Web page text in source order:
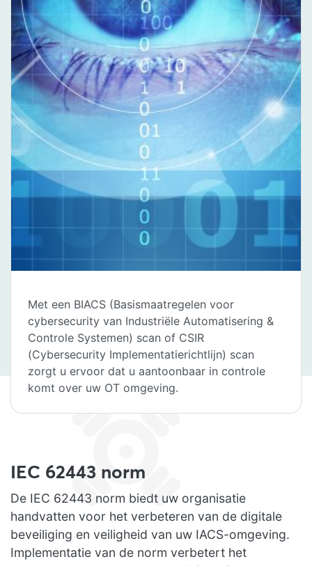
Met een BIACS (Basismaatregelen voor
cybersecurity van Industriële Automatisering &
Controle Systemen) scan of CSIR
(Cybersecurity Implementatierichtlijn) scan
zorgt u ervoor dat u aantoonbaar in controle
komt over uw OT omgeving.
IEC 62443 norm
De IEC 62443 norm biedt uw organisatie
handvatten voor het verbeteren van de digitale
beveiliging en veiligheid van uw IACS-omgeving.
Implementatie van de norm verbetert het